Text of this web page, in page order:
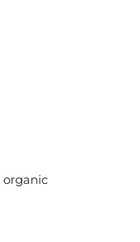
organic